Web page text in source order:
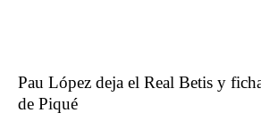
Pau López deja el Real Betis y
de Piqué